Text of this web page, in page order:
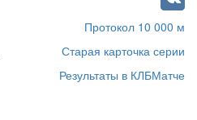
Протокол 10 000 м
Старая карточка серии
Результаты в КЛБМатче